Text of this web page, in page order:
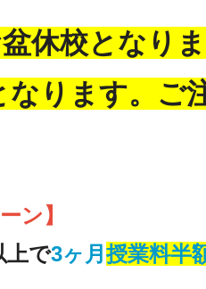
休校となりま
ります。ご
ン】
上で3ヶ月授業料半